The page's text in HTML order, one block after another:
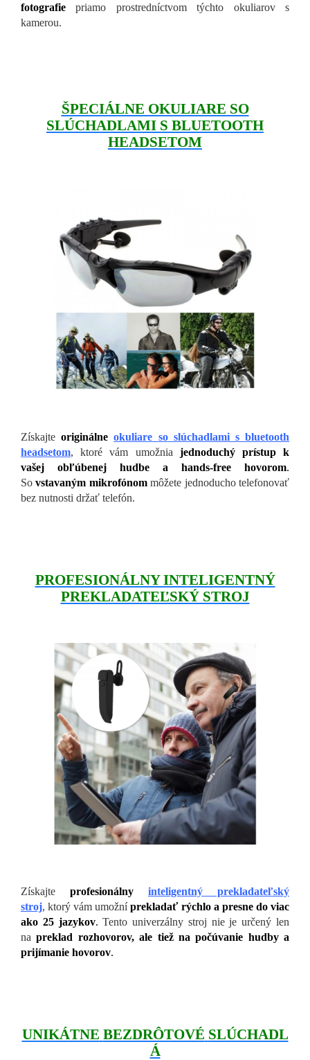
fotografie priamo prostredníctvom týchto okuliarov s
kamerou.
ŠPECIÁLNE OKULIARE SO
SLÚCHADLAMI S BLUETOOTH
HEADSETOM
Získajteoriginálne okuliare so slúchadlami s bluetooth
headsetom, ktoré vám umožnia jednoduchý prístup k
vašej obľúbenej hudbe a hands-free hovorom.
Sovstavaným mikrofónommôžete jednoducho telefonovať
bez nutnosti držať telefón.
PROFESIONÁLNY INTELIGENTNÝ
PREKLADATEĽSKÝ STROJ
Získajte profesionálny
inteligentný prekladateľský
stroj, ktorý vám umožníprekladať rýchlo a presne do viac
ako 25 jazykov. Tento univerzálny stroj nie je určený len
napreklad rozhovorov, ale tiež na počúvanie hudby a
prijímanie hovorov.
UNIKÁTNE BEZDRÔTOVÉ SLÚCHADL
Á